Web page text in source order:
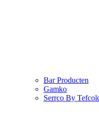
Bar Producten
Gamko
Serrco By